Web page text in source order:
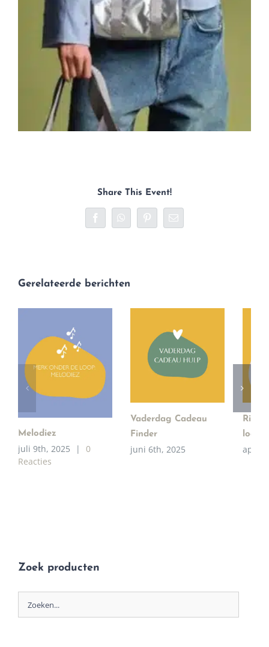
Share This Event!
FacebookWhatsAppPinterestE-mail
Gerelateerde berichten
Melodiez
juli 9th, 2025 |
0
Reacties
Vaderdag Cadeau
Finder
juni 6th, 2025
loep!
april
Zoek producten